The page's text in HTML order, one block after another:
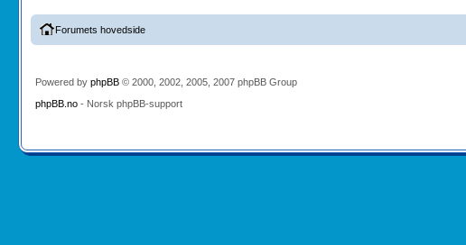
Forumets hovedside
Powered by phpBB© 2000, 2002, 2005, 2007 phpBB Group
phpBB.no- Norsk phpBB-support